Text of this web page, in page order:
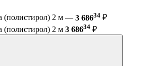
(полистирол) 2 м — 3 68634 ₽
(полистирол) 2 м 3 68634 ₽